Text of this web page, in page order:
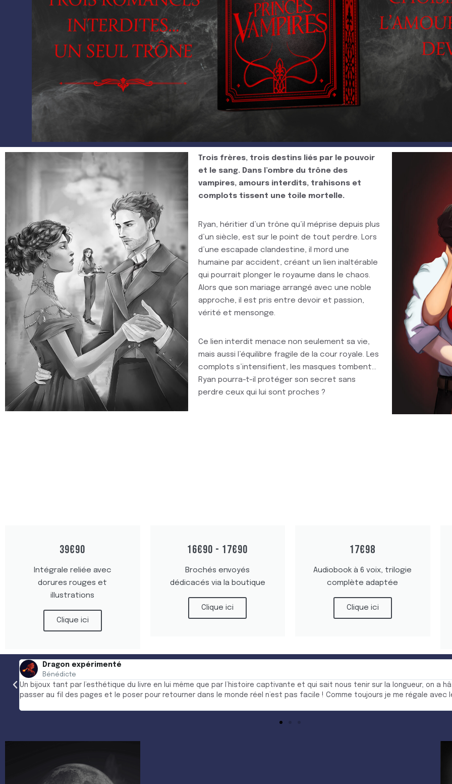
Trois frères, trois destins liés par le pouvoir
et le sang. Dans l’ombre du trône des
vampires, amours interdits, trahisons et
complots tissent une toile mortelle.
Ryan, héritier d’un trône qu’il méprise depuis plus
d’un siècle, est sur le point de tout perdre. Lors
d’une escapade clandestine, il mord une
humaine par accident, créant un lien inaltérable
qui pourrait plonger le royaume dans le chaos.
Alors que son mariage arrangé avec une noble
approche, il est pris entre devoir et passion,
vérité et mensonge.
Ce lien interdit menace non seulement sa vie,
mais aussi l’équilibre fragile de la cour royale. Les
complots s’intensifient, les masques tombent…
Ryan pourra-t-il protéger son secret sans
perdre ceux qui lui sont proches ?
39€90
Intégrale reliée avec
dorures rouges et
illustrations
Clique ici
16€90 - 17€90
Brochés envoyés
dédicacés via la boutique
Clique ici
17€98
Audiobook à 6 voix, trilogie
complète adaptée
Clique ici
Dragon sage
Ambre Varela
Le livre est sublime autant dans sa couverture que dans l’écrit ,l’histoire est pleine de rebondissements, nous tiens en
adoré que je l’ai lu deux fois . N’hésitez pas acheter ce livre c’est une pépite.